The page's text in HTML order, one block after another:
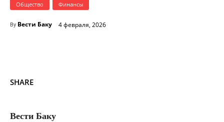
Общество Финансы
By Вести Баку 4 февраля, 2026
SHARE
Вести Баку